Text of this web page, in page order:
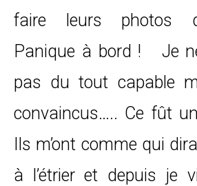
faire leurs photos
Panique à bord ! Je
pas du tout capable
convaincus….. Ce fût
Ils m’ont comme qui
à l’étrier et depuis je